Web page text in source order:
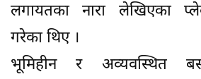
लगायतका नारा लेखिएका
गरेका थिए ।
भूमिहीन र अव्यवस्थित